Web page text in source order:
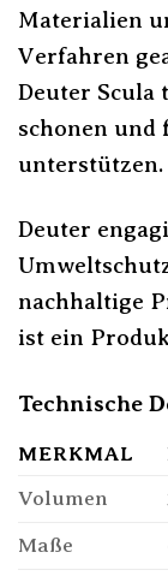
Materialien
Verfahren
Deuter Scula
schonen und
unterstützen.
Deuter
nachhaltige
ist ein
Technische
MERKMAL
Volumen
Maße